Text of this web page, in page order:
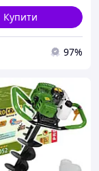
Купити
97%